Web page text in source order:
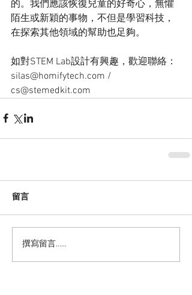
的。我們應該恢復兒童的好奇心，無懼
陌生或新穎的事物，不但是學習科技，
在探索其他領域的幫助也足夠。
如對STEM Lab設計有興趣，歡迎聯絡：
silas@homifytech.com /
cs@stemedkit.com
留言
撰寫留言......